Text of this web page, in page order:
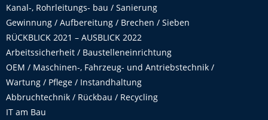
Kanal-, Rohrleitungs- bau / Sanierung
Gewinnung / Aufbereitung / Brechen / Sieben
RÜCKBLICK 2021 – AUSBLICK 2022
Arbeitssicherheit / Baustelleneinrichtung
OEM / Maschinen-, Fahrzeug- und Antriebstechnik /
Wartung / Pflege / Instandhaltung
Abbruchtechnik / Rückbau / Recycling
IT am Bau